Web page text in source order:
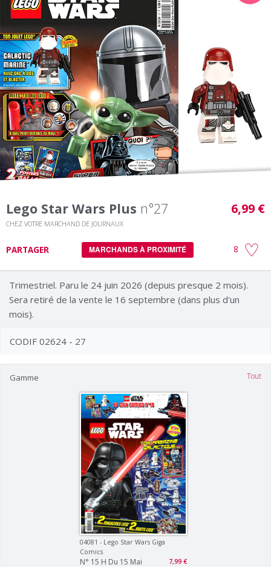
Lego Star Wars Plus n°27
CHEZ VOTRE MARCHAND DE JOURNAUX
6,99 €
PARTAGER MARCHANDS À PROXIMITÉ 8
Trimestriel. Paru le 24 juin 2026 (depuis presque 2 mois).
Sera retiré de la vente le 16 septembre (dans plus d'un
mois).
CODIF 02624 - 27
Gamme Tout
04081 - Lego Star Wars Giga
Comics
N° 15 H Du 15 Mai 7,99 €